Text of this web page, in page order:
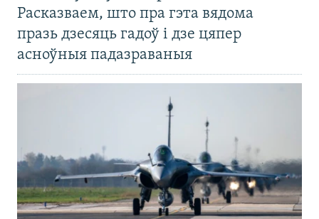
Расказваем, што пра гэта вядома
празь дзесяць гадоў і дзе цяпер
асноўныя падазраваныя